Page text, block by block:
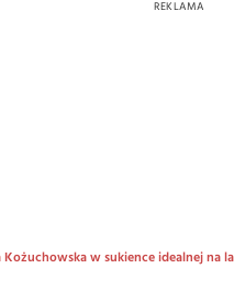
Kożuchowska w sukience idealnej na